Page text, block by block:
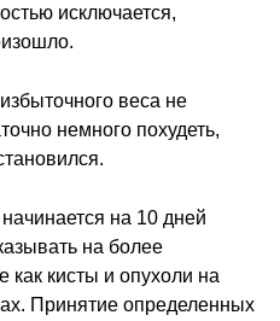
исключается,
веса не
немного похудеть,
на 10 дней
на более
как кисты и опухоли на
Принятие определенных